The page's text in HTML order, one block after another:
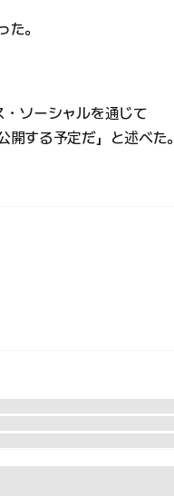
。
ソーシャルを通じて
開する予定だ」と述べた。